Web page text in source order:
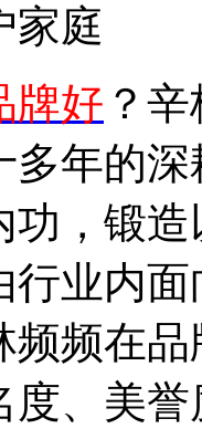
家庭
牌好 ？
多年的
功，锻
行业内
频频在
度、美